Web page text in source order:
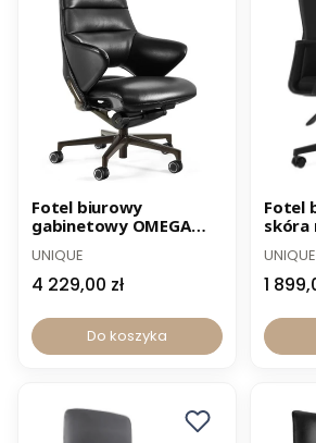
Nowość
-12% z kodem PROMO12
Fotel biurowy
gabinetowy OMEGA
UNIQUE
4 229,00 zł
Do koszyka
-
Fotel
skóra
UNIQUE
1